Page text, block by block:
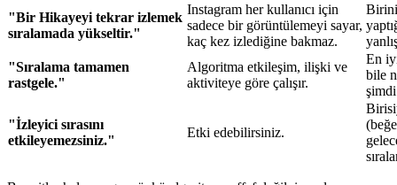
"Bir Hikayeyi tekrar izlemek
sıralamada yükseltir."
Instagram her kullanıcı için
sadece bir görüntülemeyi sayar,
kaç kez izlediğine bakmaz.
"Sıralama tamamen
rastgele."
Algoritma etkileşim, ilişki ve
aktiviteye göre çalışır.
En
bile
"İzleyici sırasını
etkileyemezsiniz."
Etki edebilirsiniz.